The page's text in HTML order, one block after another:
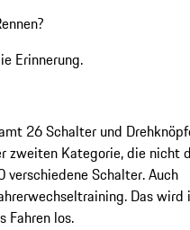
Erinnerung.
26 Schalter und
zweiten Kategorie, die nicht
Schalter. Auch
Das wird
Fahren los.